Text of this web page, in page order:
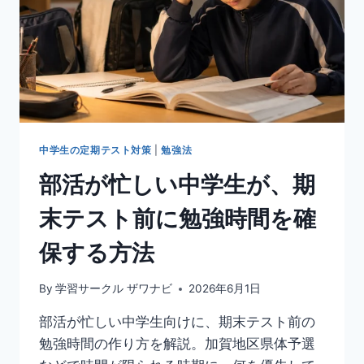
中学生の定期テスト対策 |勉強法
部活が忙しい中学生が、期
末テスト前に勉強時間を確
保する方法
By 学習サークル ザワナビ 2026年6月1日
部活が忙しい中学生向けに、期末テスト前の
勉強時間の作り方を解説。加賀地区県体予選